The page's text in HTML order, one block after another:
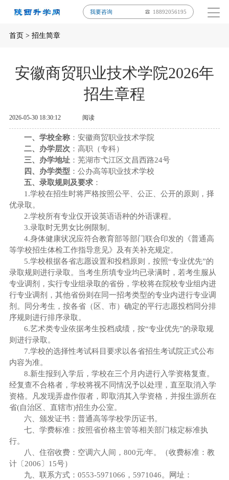
我要咨询 18892056195
首页> 招生简章
安徽商贸职业技术学院2026年
招生章程
2026-05-30 18:30:12 阅读
一、学校全称：安徽商贸职业技术学院
二、办学层次 ：高职（专科）
三、办学地址：芜湖市弋江区文昌西路24号
四、办学类型 ：公办高等职业技术学校
五、录取规则及要求：
1.学校在招生时将严格按照公平、公正、公开的原则， 择
优录取 。
2.学校所有专业仅开设英语语种的外语课程。
3.录取时无男女比例限制。
4.身体健康状况应符合教育部等部门联合印发的《普通高
等学校招生体检工作指导意见》及有关补充规定。
5.学校根据各省志愿设置和投档原则，按照“专业优先”的
录取规则进行录取。当考生所填专业均已录满时，若考生服从
专业调剂，实行专业组录取的省份，学校将在院校专业组内进
行专业调剂，其他省份则在同一招考类型的专业内进行专业调
剂。同分考生，按各省（区、市）确定的平行志愿投档同分排
序规则进行排序录取。
6.艺术类专业依据考生投档成绩，按“专业优先”的录取规
则进行录取。
7.学校的选择性考试科目要求以各省招生考试院正式公布
内容为准。
8.新生报到入学后，学校在三个月内进行入学资格复查。
经复查不合格者，学校将视不同情况予以处理，直至取消入学
资格。凡发现弄虚作假者，即取消其入学资格，并报生源所在
省(自治区、直辖市)招生办公室。
六、颁发证书：普通高等学校学历证书。
七、学费标准：按照省价格主管等相关部门核定标准执
行。
八、住宿收费：空调六人间，800元/年。（收费标准：教
计〔2006〕15号）
九、联系方式：0553-5971066，5971046。网址：